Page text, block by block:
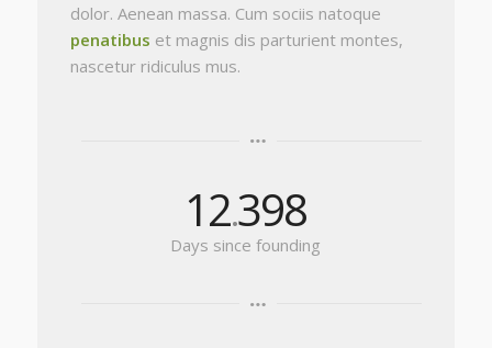
dolor. Aenean massa. Cum sociis natoque
penatibus et magnis dis parturient montes,
nascetur ridiculus mus.
12.398
Days since founding